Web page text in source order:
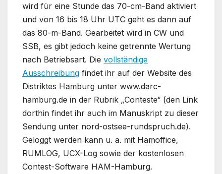
wird für eine Stunde das 70-cm-Band aktiviert
und von 16 bis 18 Uhr UTC geht es dann auf
das 80-m-Band. Gearbeitet wird in CW und
SSB, es gibt jedoch keine getrennte Wertung
nach Betriebsart. Die vollständige
Ausschreibung findet ihr auf der Website des
Distriktes Hamburg unter www.darc-
hamburg.de in der Rubrik „Conteste“ (den Link
dorthin findet ihr auch im Manuskript zu dieser
Sendung unter nord-ostsee-rundspruch.de).
Geloggt werden kann u. a. mit Hamoffice,
RUMLOG, UCX-Log sowie der kostenlosen
Contest-Software HAM-Hamburg.